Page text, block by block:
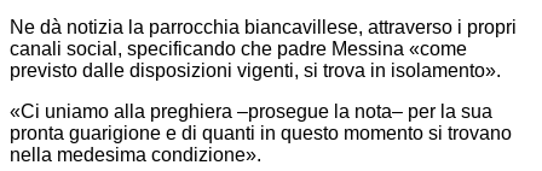
Ne dà notizia la parrocchia biancavillese, attraverso i propri
canali social, specificando che padre Messina «come
previsto dalle disposizioni vigenti, si trova in isolamento».
«Ci uniamo alla preghiera –prosegue la nota– per la sua
pronta guarigione e di quanti in questo momento si trovano
nella medesima condizione».